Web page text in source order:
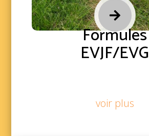

Formules
EVJF/EVG
voir plus